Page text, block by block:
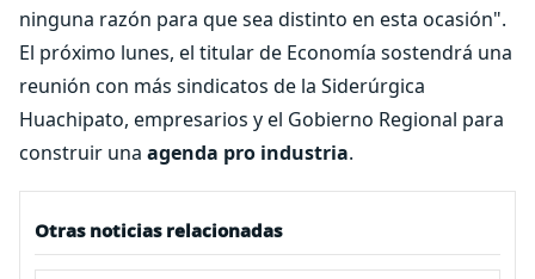
ninguna razón para que sea distinto en esta ocasión".
El próximo lunes, el titular de Economía sostendrá una
reunión con más sindicatos de la Siderúrgica
Huachipato, empresarios y el Gobierno Regional para
construir una agenda pro industria.
Otras noticias relacionadas